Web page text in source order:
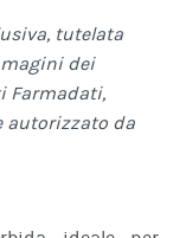
tutelata
dei
Farmadati,
autorizzato da